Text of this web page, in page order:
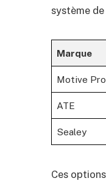
système
Marque
Motive
ATE
Sealey
Ces